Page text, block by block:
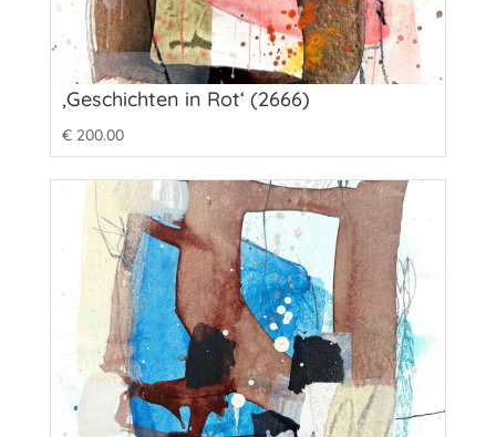
‚Geschichten in Rot‘ (2666)
€200.00